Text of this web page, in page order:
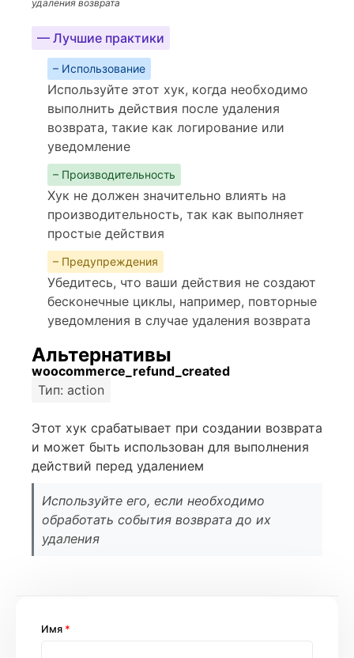
удаления возврата
— Лучшие практики
– Использование
Используйте этот хук, когда необходимо
выполнить действия после удаления
возврата, такие как логирование или
уведомление
– Производительность
Хук не должен значительно влиять на
производительность, так как выполняет
простые действия
– Предупреждения
Убедитесь, что ваши действия не создают
бесконечные циклы, например, повторные
уведомления в случае удаления возврата
Альтернативы
woocommerce_refund_created
Тип: action
Этот хук срабатывает при создании возврата
и может быть использован для выполнения
действий перед удалением
Используйте его, если необходимо
обработать события возврата до их
удаления
Имя *